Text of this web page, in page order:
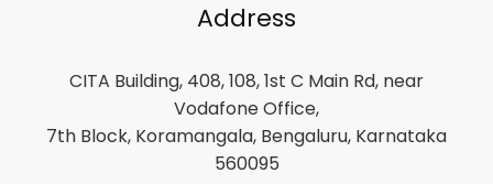
Address
CITA Building, 408, 108, 1st C Main Rd, near
Vodafone Office,
7th Block, Koramangala, Bengaluru, Karnataka
560095